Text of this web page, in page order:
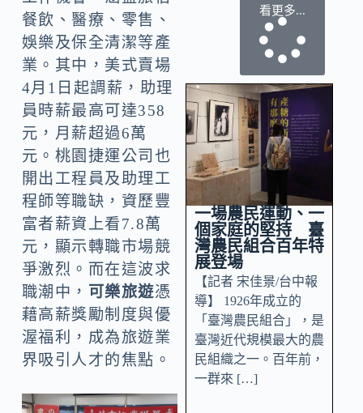
餐飲、醫療、零售、
娛樂及保全清潔等產
業。其中，美式賣場
4月1日起調薪，助理
員時薪最高可達358
元，月薪超過6萬
元。桃園捷運公司也
開出工程員及助理工
程師等職缺，資歷豐
富者薪資上看7.8萬
元，顯示轉職市場競
爭激烈。而在這波求
職潮中， 可樂旅遊憑
藉高薪獎勵制度與優
渥福利，成為旅遊業
界吸引人才的焦點。
看更多...
一場農民運動、一
個家庭的堅持 臺
灣農民組合百年特
展登場
【記者 宋佳景/台中報
導】 1926年成立的
「臺灣農民組合」，是
臺灣近代規模最大的農
民組織之一。百年前，
一群來 […]